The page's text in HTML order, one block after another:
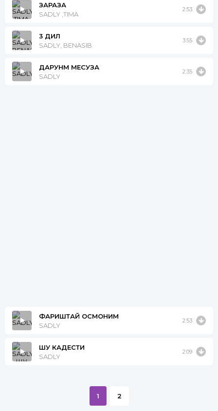
ЗАРАЗА
SADLY ,TIMA
2:53
3 ДИЛ
SADLY, BENASIB
3:55
ДАРУНМ МЕСУЗА
SADLY
2:35
ФАРИШТАЙ ОСМОНИМ
SADLY
2:53
ШУ КАДЕСТИ
SADLY
2:09
1 2